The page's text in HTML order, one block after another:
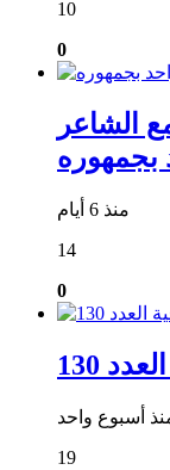
10
0
الشاعر
بجمهوره
منذ 6 أيام
14
0
130
أسبوع واحد
19